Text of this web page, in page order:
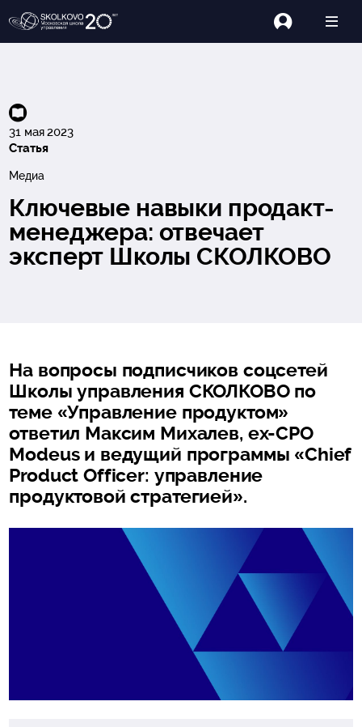
31 мая 2023
Статья
Медиа
Ключевые навыки продакт-
менеджера: отвечает
эксперт Школы СКОЛКОВО
На вопросы подписчиков соцсетей
Школы управления СКОЛКОВО по
теме «Управление продуктом»
ответил Максим Михалев, ex-CPO
Modeus и ведущий программы «Chief
Product Officer: управление
продуктовой стратегией».